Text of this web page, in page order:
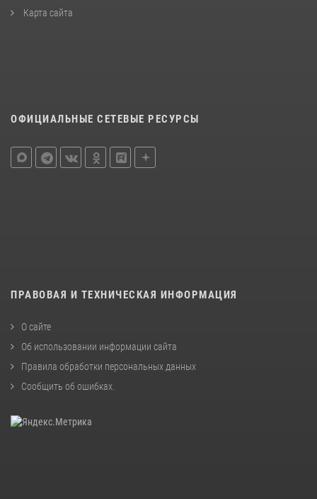
Карта сайта
ОФИЦИАЛЬНЫЕ СЕТЕВЫЕ РЕСУРСЫ
ПРАВОВАЯ И ТЕХНИЧЕСКАЯ ИНФОРМАЦИЯ
О сайте
Об использовании информации сайта
Правила обработки персональных данных
Сообщить об ошибках.